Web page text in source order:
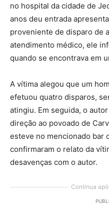
no hospital da cidade de
anos deu entrada
proveniente de disparo de
atendimento médico, ele
quando se encontrava em
A vítima alegou que um
efetuou quatro disparos,
atingiu. Em seguida, o
direção ao povoado de
esteve no mencionado bar
confirmaram o relato da
desavenças com o autor.
Continua